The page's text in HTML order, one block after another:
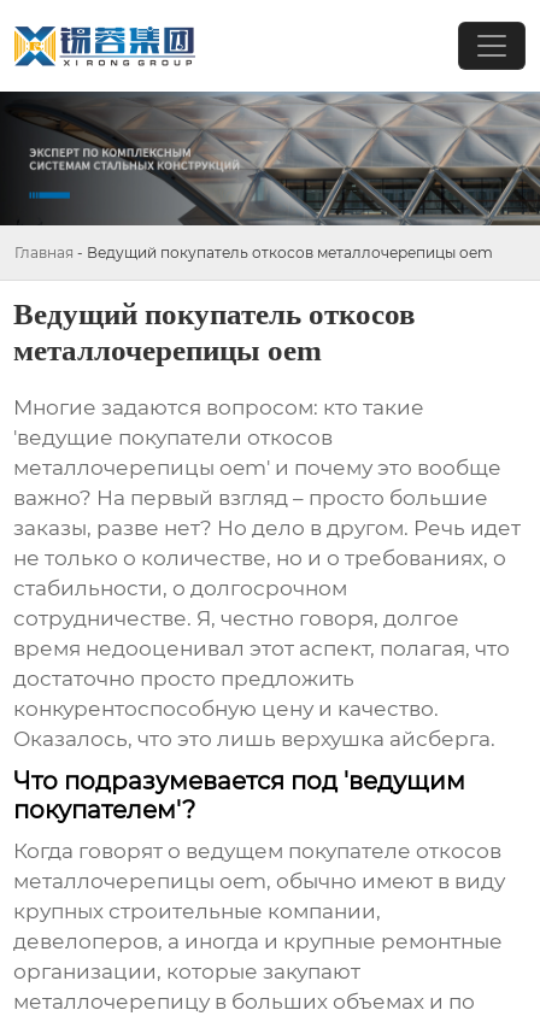
Главная - Ведущий покупатель откосов металлочерепицы oem
Ведущий покупатель откосов
металлочерепицы oem
Многие задаются вопросом: кто такие
'ведущие покупатели откосов
металлочерепицы oem' и почему это вообще
важно? На первый взгляд – просто большие
заказы, разве нет? Но дело в другом. Речь идет
не только о количестве, но и о требованиях, о
стабильности, о долгосрочном
сотрудничестве. Я, честно говоря, долгое
время недооценивал этот аспект, полагая, что
достаточно просто предложить
конкурентоспособную цену и качество.
Оказалось, что это лишь верхушка айсберга.
Что подразумевается под 'ведущим
покупателем'?
Когда говорят о ведущем покупателе откосов
металлочерепицы oem, обычно имеют в виду
крупных строительные компании,
девелоперов, а иногда и крупные ремонтные
организации, которые закупают
металлочерепицу в больших объемах и по